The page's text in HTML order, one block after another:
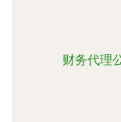
财务代理